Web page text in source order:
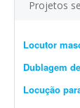
Projetos
Locutor
Locução